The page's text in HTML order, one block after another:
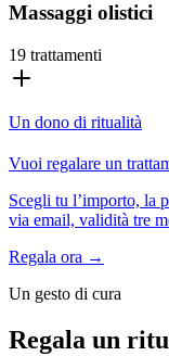
Massaggi olistici
19 trattamenti
Un dono di ritualità
Vuoi regalare un
Scegli tu l’importo, la
via email, validità tre
Regala ora →
Un gesto di cura
Regala un